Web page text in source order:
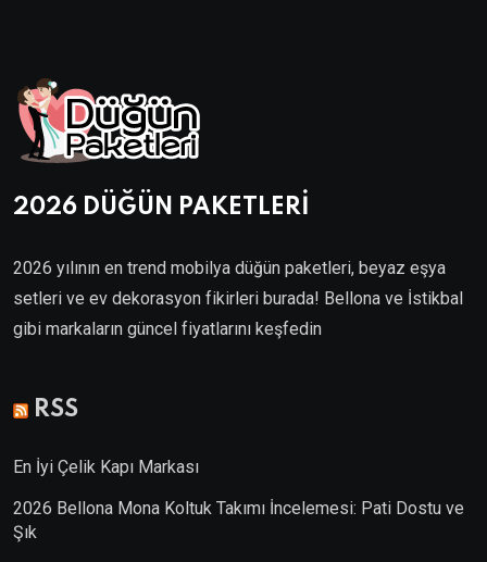
2026 DÜĞÜN PAKETLERİ
2026 yılının en trend mobilya düğün paketleri, beyaz eşya
setleri ve ev dekorasyon fikirleri burada! Bellona ve İstikbal
gibi markaların güncel fiyatlarını keşfedin
RSS
En İyi Çelik Kapı Markası
2026 Bellona Mona Koltuk Takımı İncelemesi: Pati Dostu ve
Şık